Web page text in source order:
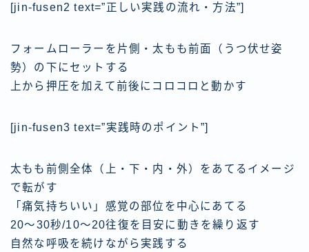
[jin-fusen2 text=”正しい実践の流れ・方法”]
フォームローラーを片側・太もも前面（うつ伏せ姿
勢）の下にセットする
上から押圧を加えて前後にコロコロと動かす
[jin-fusen3 text=”実践時のポイント”]
太もも前側全体（上・下・内・外）をあてるイメージ
で転がす
「痛気持ちいい」感覚の部位を中心にあてる
20〜30秒/10〜20往復を目安に動きを繰り返す
自然な呼吸を続けながら実践する